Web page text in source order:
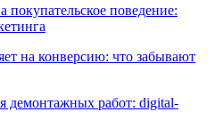
покупательское поведение:
на конверсию: что забывают
демонтажных работ: digital-